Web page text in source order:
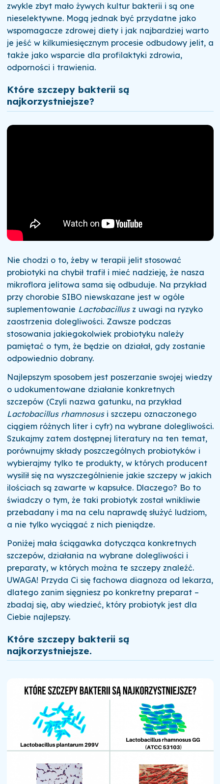
zwykle zbyt mało żywych kultur bakterii i są one
nieselektywne. Mogą jednak być przydatne jako
wspomagacze zdrowej diety i jak najbardziej warto
je jeść w kilkumiesięcznym procesie odbudowy jelit, a
także jako wsparcie dla profilaktyki zdrowia,
odporności i trawienia.
Które szczepy bakterii są
najkorzystniejsze?
Nie chodzi o to, żeby w terapii jelit stosować
probiotyki na chybił trafił i mieć nadzieję, że nasza
mikroflora jelitowa sama się odbuduje. Na przykład
przy chorobie SIBO niewskazane jest w ogóle
suplementowanie Lactobacillusz uwagi na ryzyko
zaostrzenia dolegliwości. Zawsze podczas
stosowania jakiegokolwiek probiotyku należy
pamiętać o tym, że będzie on działał, gdy zostanie
odpowiednio dobrany.
Najlepszym sposobem jest poszerzanie swojej wiedzy
o udokumentowane działanie konkretnych
szczepów (Czyli nazwa gatunku, na przykład
Lactobacillus rhamnosus i szczepu oznaczonego
ciągiem różnych liter i cyfr) na wybrane dolegliwości.
Szukajmy zatem dostępnej literatury na ten temat,
porównujmy składy poszczególnych probiotyków i
wybierajmy tylko te produkty, w których producent
wysilił się na wyszczególnienie jakie szczepy w jakich
ilościach są zawarte w kapsułce. Dlaczego? Bo to
świadczy o tym, że taki probiotyk został wnikliwie
przebadany i ma na celu naprawdę służyć ludziom,
a nie tylko wyciągać z nich pieniądze.
Poniżej mała ściągawka dotycząca konkretnych
szczepów, działania na wybrane dolegliwości i
preparaty, w których można te szczepy znaleźć.
UWAGA! Przyda Ci się fachowa diagnoza od lekarza,
dlatego zanim sięgniesz po konkretny preparat –
zbadaj się, aby wiedzieć, który probiotyk jest dla
Ciebie najlepszy.
Które szczepy bakterii są
najkorzystniejsze.